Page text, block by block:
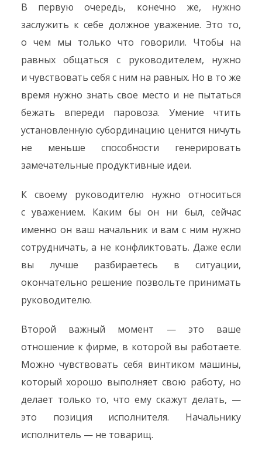
В первую очередь, конечно же, нужно
заслужить к себе должное уважение. Это то,
о чем мы только что говорили. Чтобы на
равных общаться с руководителем, нужно
и чувствовать себя с ним на равных. Но в то же
время нужно знать свое место и не пытаться
бежать впереди паровоза. Умение чтить
установленную субординацию ценится ничуть
не меньше способности генерировать
замечательные продуктивные идеи.
К своему руководителю нужно относиться
с уважением. Каким бы он ни был, сейчас
именно он ваш начальник и вам с ним нужно
сотрудничать, а не конфликтовать. Даже если
вы лучше разбираетесь в ситуации,
окончательно решение позвольте принимать
руководителю.
Второй важный момент — это ваше
отношение к фирме, в которой вы работаете.
Можно чувствовать себя винтиком машины,
который хорошо выполняет свою работу, но
делает только то, что ему скажут делать, —
это позиция исполнителя. Начальнику
исполнитель — не товарищ.